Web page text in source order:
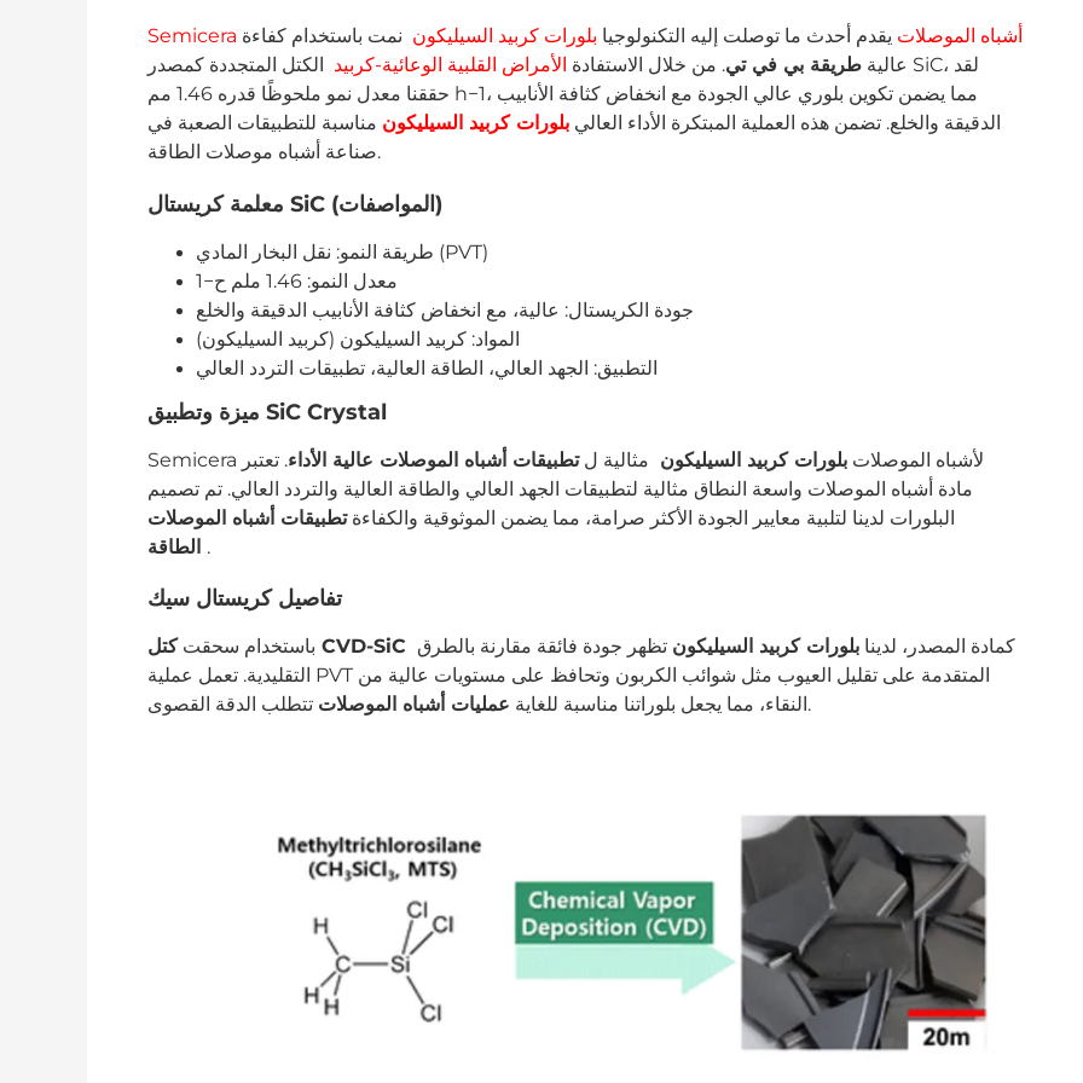
Semicera أشباه الموصلات يقدم أحدث ما توصلت إليه التكنولوجيا بلورات كربيد السيليكون نمت باستخدام كفاءة
عالية طريقة بي في تي. من خلال الاستفادة الأمراض القلبية الوعائية-كربيد
الكتل المتجددة كمصدر SiC، لقد
حققنا معدل نمو ملحوظًا قدره 1.46 مم h−1، مما يضمن تكوين بلوري عالي الجودة مع انخفاض كثافة الأنابيب
الدقيقة والخلع. تضمن هذه العملية المبتكرة الأداء العالي بلورات كربيد السيليكون مناسبة للتطبيقات الصعبة في
صناعة أشباه موصلات الطاقة.
معلمة كريستال SiC (المواصفات)
طريقة النمو: نقل البخار المادي (PVT)
جودة الكريستال: عالية، مع انخفاض كثافة الأنابيب الدقيقة والخلع
المواد: كربيد السيليكون (كربيد السيليكون)
التطبيق: الجهد العالي، الطاقة العالية، تطبيقات التردد العالي
ميزة وتطبيق SiC Crystal
Semicera لأشباه الموصلات بلورات كربيد السيليكون مثالية لتطبيقات أشباه الموصلات عالية الأداء. تعتبر
مادة أشباه الموصلات واسعة النطاق مثالية لتطبيقات الجهد العالي والطاقة العالية والتردد العالي. تم تصميم
البلورات لدينا لتلبية معايير الجودة الأكثر صرامة، مما يضمن الموثوقية والكفاءةتطبيقات أشباه الموصلات
.
تفاصيل كريستال سيك
باستخدام سحقت كتل CVD-SiC كمادة المصدر، لدينا بلورات كربيد السيليكون تظهر جودة فائقة مقارنة بالطرق
التقليدية. تعمل عملية PVT المتقدمة على تقليل العيوب مثل شوائب الكربون وتحافظ على مستويات عالية من
النقاء، مما يجعل بلوراتنا مناسبة للغاية عمليات أشباه الموصلات تتطلب الدقة القصوى.